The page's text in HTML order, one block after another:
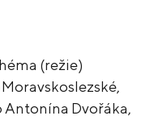
(režie)
Antonína Dvořáka,